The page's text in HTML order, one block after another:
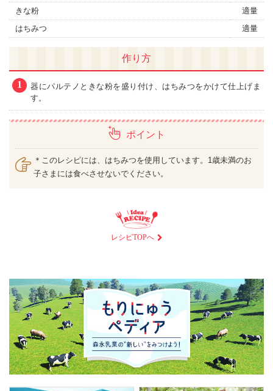
きな粉
適量
はちみつ
適量
作り方
1
器にパルテノときな粉を盛り付け、はちみつをかけて仕上げま
す。
ポイント
＊このレシピには、はちみつを使用しています。1歳未満のお
子さまには食べさせないでください。
レシピTOPへ